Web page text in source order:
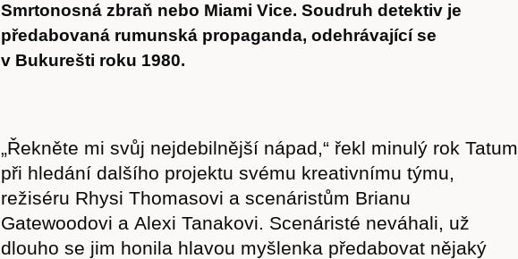
Smrtonosná zbraň nebo Miami Vice. Soudruh detektiv je
předabovaná rumunská propaganda, odehrávající se
v Bukurešti roku 1980.
„Řekněte mi svůj nejdebilnější nápad,“ řekl minulý rok Tatum
při hledání dalšího projektu svému kreativnímu týmu,
režiséru Rhysi Thomasovi a scenáristům Brianu
Gatewoodovi a Alexi Tanakovi. Scenáristé neváhali, už
dlouho se jim honila hlavou myšlenka předabovat nějaký